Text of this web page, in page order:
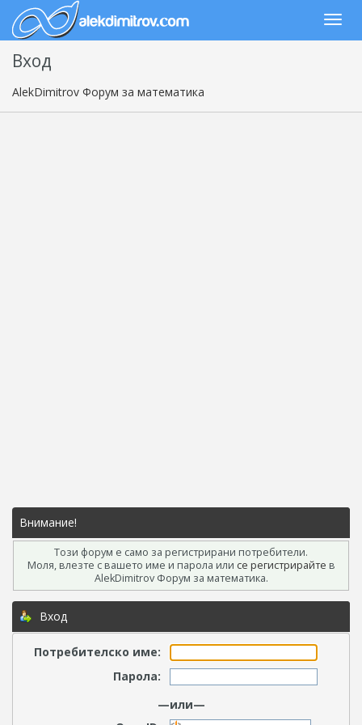
Вход
AlekDimitrov Форум за математика
Внимание!
Този форум е само за регистрирани потребители.
Моля, влезте с вашето име и парола или се регистрирайте в
AlekDimitrov Форум за математика.
Вход
Потребителско име:
Парола:
—или—